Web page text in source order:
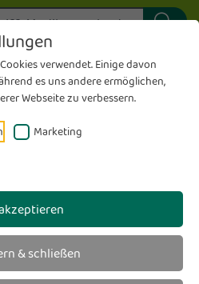
verwendet. Einige davon
es uns andere ermöglichen,
Webseite zu verbessern.
Marketing
& schließen